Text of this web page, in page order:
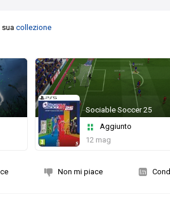
suacollezione
Sociable Soccer 25
Aggiunto
12 mag
Non mi piace